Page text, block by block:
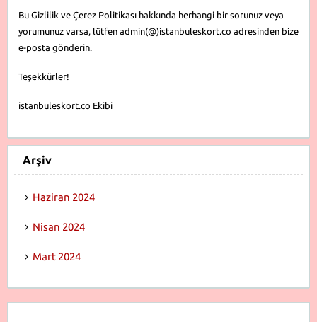
Bu Gizlilik ve Çerez Politikası hakkında herhangi bir sorunuz veya
yorumunuz varsa, lütfen admin(@)istanbuleskort.co adresinden bize
e-posta gönderin.
Teşekkürler!
istanbuleskort.co Ekibi
Arşiv
Haziran 2024
Nisan 2024
Mart 2024